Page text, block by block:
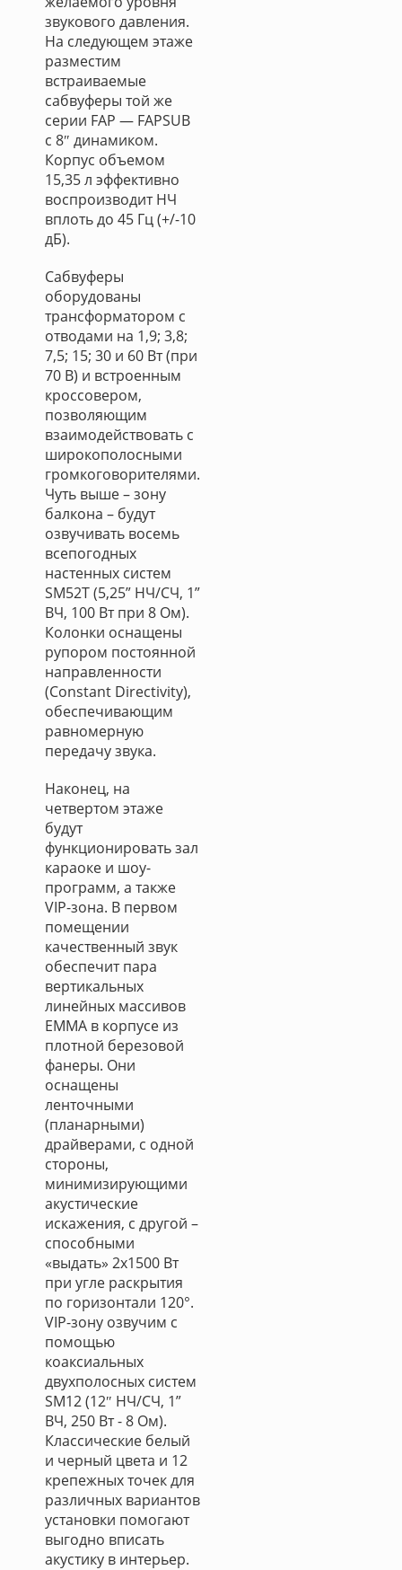
звукового давления.
На следующем этаже
разместим
встраиваемые
сабвуферы той же
серии FAP — FAPSUB
с 8″ динамиком.
Корпус объемом
15,35 л эффективно
воспроизводит НЧ
вплоть до 45 Гц (+/-10
дБ).
Сабвуферы
оборудованы
трансформатором с
отводами на 1,9; 3,8;
7,5; 15; 30 и 60 Вт (при
70 В) и встроенным
кроссовером,
позволяющим
взаимодействовать с
широкополосными
громкоговорителями.
Чуть выше – зону
балкона – будут
озвучивать восемь
всепогодных
настенных систем
SM52T (5,25” НЧ/СЧ, 1”
ВЧ, 100 Вт при 8 Ом).
Колонки оснащены
рупором постоянной
направленности
(Сonstant Directivity),
обеспечивающим
равномерную
передачу звука.
Наконец, на
четвертом этаже
будут
функционировать зал
караоке и шоу-
программ, а также
VIP-зона. В первом
помещении
качественный звук
обеспечит пара
вертикальных
линейных массивов
EMMA в корпусе из
плотной березовой
фанеры. Они
оснащены
ленточными
(планарными)
драйверами, с одной
стороны,
минимизирующими
акустические
искажения, с другой –
способными
«выдать» 2х1500 Вт
при угле раскрытия
по горизонтали 120°.
VIP-зону озвучим с
помощью
коаксиальных
двухполосных систем
SM12 (12″ НЧ/СЧ, 1”
ВЧ, 250 Вт - 8 Ом).
Классические белый
и черный цвета и 12
крепежных точек для
различных вариантов
установки помогают
выгодно вписать
акустику в интерьер.